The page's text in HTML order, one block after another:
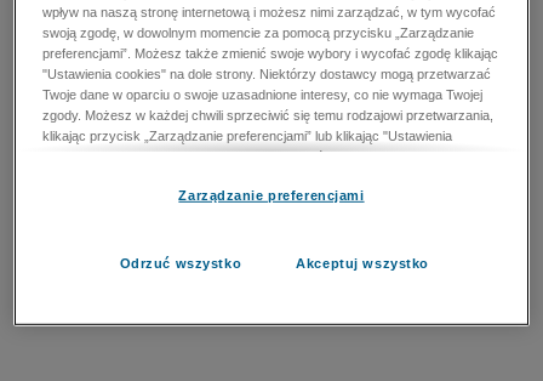
wpływ na naszą stronę internetową i możesz nimi zarządzać, w tym wycofać
swoją zgodę, w dowolnym momencie za pomocą przycisku „Zarządzanie
preferencjami”. Możesz także zmienić swoje wybory i wycofać zgodę klikając
"Ustawienia cookies" na dole strony. Niektórzy dostawcy mogą przetwarzać
Twoje dane w oparciu o swoje uzasadnione interesy, co nie wymaga Twojej
zgody. Możesz w każdej chwili sprzeciwić się temu rodzajowi przetwarzania,
klikając przycisk „Zarządzanie preferencjami” lub klikając "Ustawienia
cookies" na dole strony. Nie możesz sprzeciwić się przetwarzaniu przez
zapobiegania oszustwom i naprawiania błędów, a w tym celu mogą zostać
przetwarzaniu danych osobowych w celu dostarczania i prezentacji reklam i
Zarządzanie preferencjami
Odrzuć wszystko Akceptuj wszystko